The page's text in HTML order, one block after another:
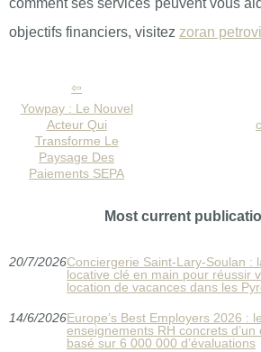
comment ses services peuvent vous
objectifs financiers, visitez zoran
Yowpay : Le Nouvel
Acteur Qui
Transforme Le
Paysage Des
Paiements SEPA
Most current
20/7/2026Conciergerie Saint‑Lary‑Soulan :
locative clé en main pour réussir
location de vacances dans les
14/6/2026Europe’s Best Employers 2026 :
enseignements RH concrets d’un
basé sur 6 000 000 d’évaluations